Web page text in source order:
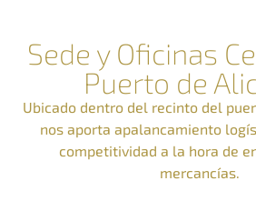
Sede y Oficinas
Puerto de
Ubicado dentro del recinto del
nos aporta apalancamiento
competitividad a la hora de
mercancías.